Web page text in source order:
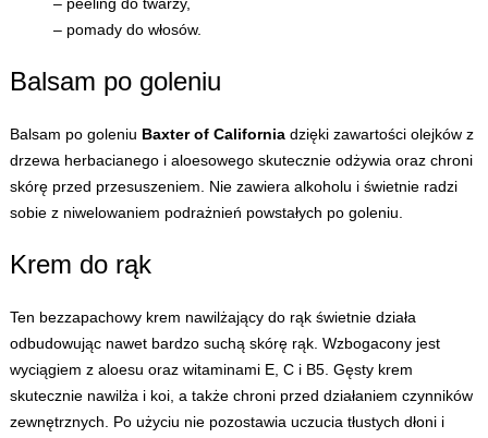
– peeling do twarzy,
– pomady do włosów.
Balsam po goleniu
Balsam po goleniu Baxter of Californiadzięki zawartości olejków z
drzewa herbacianego i aloesowego skutecznie odżywia oraz chroni
skórę przed przesuszeniem. Nie zawiera alkoholu i świetnie radzi
sobie z niwelowaniem podrażnień powstałych po goleniu.
Krem do rąk
Ten bezzapachowy krem nawilżający do rąk świetnie działa
odbudowując nawet bardzo suchą skórę rąk. Wzbogacony jest
wyciągiem z aloesu oraz witaminami E, C i B5. Gęsty krem
skutecznie nawilża i koi, a także chroni przed działaniem czynników
zewnętrznych. Po użyciu nie pozostawia uczucia tłustych dłoni i